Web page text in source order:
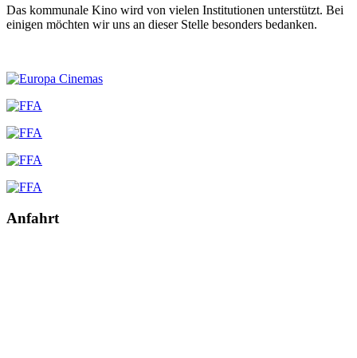
Das kommunale Kino wird von vielen Institutionen unterstützt. Bei
einigen möchten wir uns an dieser Stelle besonders bedanken.
Anfahrt